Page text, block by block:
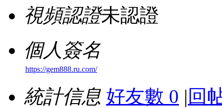
視頻認證未認證
個人簽名
https://gem888.ru.com/
統計信息 好友數 0 | 回